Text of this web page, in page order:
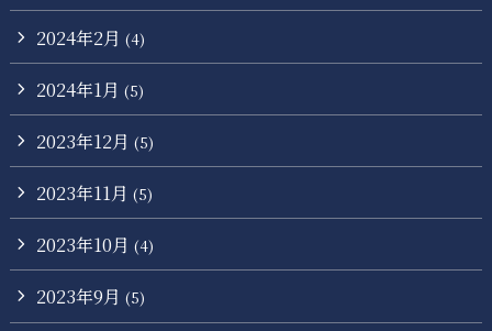
2024年2月 (4)
2024年1月 (5)
2023年12月 (5)
2023年11月 (5)
2023年10月 (4)
2023年9月 (5)